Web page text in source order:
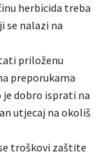
herbicida treba
se nalazi na
priloženu
preporukama
dobro isprati na
utjecaj na okoliš
troškovi zaštite